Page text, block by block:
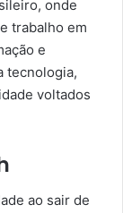
onde
trabalho em
e
tecnologia,
voltados
ao sair de